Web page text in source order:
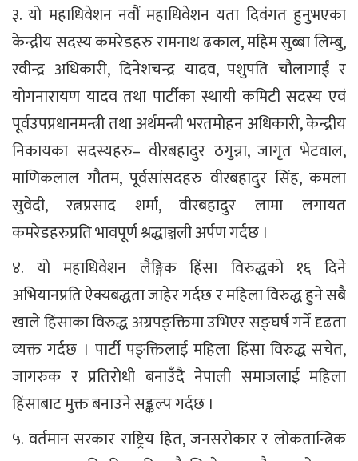
३. यो महाधिवेशन नवौं महाधिवेशन यता दिवंगत हुनुभएका
केन्द्रीय सदस्य कमरेडहरु रामनाथ ढकाल, महिम सुब्बा लिम्बु,
रवीन्द्र अधिकारी, दिनेशचन्द्र यादव, पशुपति चौलागाईं र
योगनारायण यादव तथा पार्टीका स्थायी कमिटी सदस्य एवं
पूर्वउपप्रधानमन्त्री तथा अर्थमन्त्री भरतमोहन अधिकारी, केन्द्रीय
निकायका सदस्यहरु– वीरबहादुर ठगुन्ना, जागृत भेटवाल,
माणिकलाल गौतम, पूर्वसांसदहरु वीरबहादुर सिंह, कमला
सुवेदी, रत्नप्रसाद शर्मा, वीरबहादुर लामा लगायत
कमरेडहरुप्रति भावपूर्ण श्रद्धाञ्जली अर्पण गर्दछ ।
४. यो महाधिवेशन लैङ्गिक हिंसा विरुद्धको १६ दिने
अभियानप्रति ऐक्यबद्धता जाहेर गर्दछ र महिला विरुद्ध हुने सबै
खाले हिंसाका विरुद्ध अग्रपङ्क्तिमा उभिएर सङ्घर्ष गर्ने दृढता
व्यक्त गर्दछ । पार्टी पङ्क्तिलाई महिला हिंसा विरुद्ध सचेत,
जागरुक र प्रतिरोधी बनाउँदै नेपाली समाजलाई महिला
हिंसाबाट मुक्त बनाउने सङ्कल्प गर्दछ ।
५. वर्तमान सरकार राष्ट्रिय हित, जनसरोकार र लोकतान्त्रिक